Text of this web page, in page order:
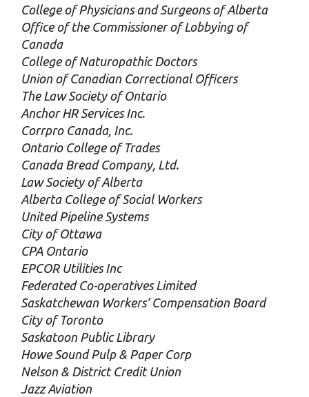
College of Physicians and Surgeons of Alberta
Office of the Commissioner of Lobbying of
Canada
College of Naturopathic Doctors
Union of Canadian Correctional Officers
The Law Society of Ontario
Anchor HR Services Inc.
Corrpro Canada, Inc.
Ontario College of Trades
Canada Bread Company, Ltd.
Law Society of Alberta
Alberta College of Social Workers
United Pipeline Systems
City of Ottawa
CPA Ontario
EPCOR Utilities Inc
Federated Co-operatives Limited
Saskatchewan Workers’ Compensation Board
City of Toronto
Saskatoon Public Library
Howe Sound Pulp & Paper Corp
Nelson & District Credit Union
Jazz Aviation